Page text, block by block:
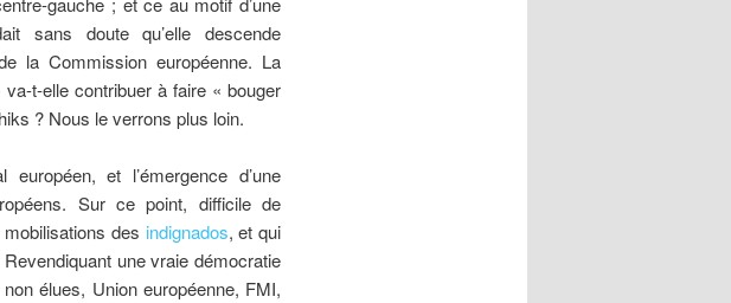
sans doute qu’elle descende
la Commission européenne. La
t-elle contribuer à faire « bouger
? Nous le verrons plus loin.
et l’émergence d’une
Sur ce point, difficile de
des indignados, et qui
une vraie démocratie
élues, Union européenne, FMI,